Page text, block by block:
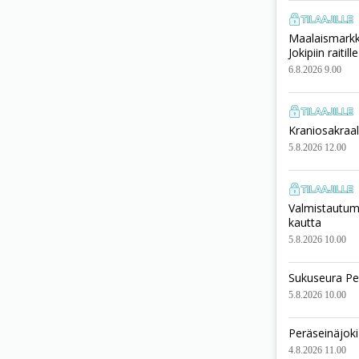
Jokipiin raitille
6.8.2026 9.00
5.8.2026 12.00
kautta
5.8.2026 10.00
Sukuseura
5.8.2026 10.00
4.8.2026 11.00